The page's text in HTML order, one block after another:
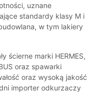
uznane
standardy klasy M i
w tym lakiery
ścierne marki HERMES,
oraz spawarki
oraz wysoką jakość
importer odkurzaczy